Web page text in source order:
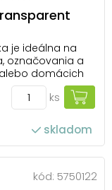
je ideálna na
označovania a
domácich
vzhľad a
je
čo ...
ks
skladom
kód: 5750122